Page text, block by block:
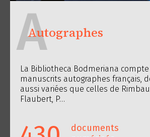
A
Autographes
La Bibliotheca Bodmeriana
manuscrits autographes français,
aussi variées que celles de
Flaubert, P…
documents